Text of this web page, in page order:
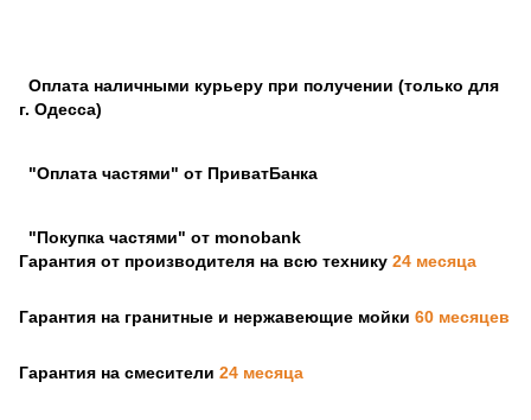
Оплата наличными курьеру при получении (только для
г. Одесса)
"Оплата частями" от ПриватБанка
"Покупка частями" от monobank
Гарантия от производителя на всю технику 24 месяца
Гарантия на гранитные и нержавеющие мойки 60 месяцев
Гарантия на смесители 24 месяца